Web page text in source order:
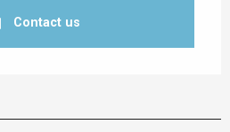
Contact us